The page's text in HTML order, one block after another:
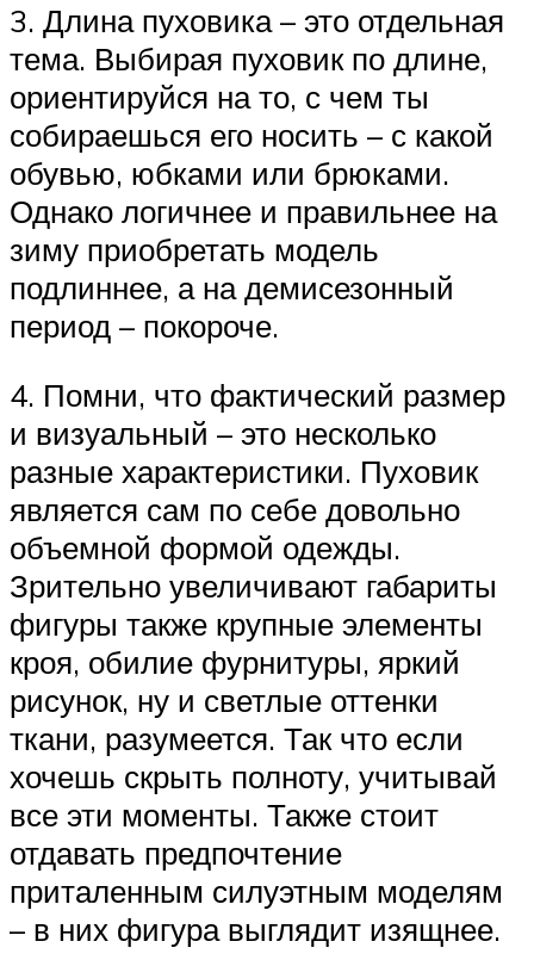
3. Длина пуховика – это отдельная
тема. Выбирая пуховик по длине,
ориентируйся на то, с чем ты
собираешься его носить – с какой
обувью, юбками или брюками.
Однако логичнее и правильнее на
зиму приобретать модель
подлиннее, а на демисезонный
период – покороче.
4. Помни, что фактический размер
и визуальный – это несколько
разные характеристики. Пуховик
является сам по себе довольно
объемной формой одежды.
Зрительно увеличивают габариты
фигуры также крупные элементы
кроя, обилие фурнитуры, яркий
рисунок, ну и светлые оттенки
ткани, разумеется. Так что если
хочешь скрыть полноту, учитывай
все эти моменты. Также стоит
отдавать предпочтение
приталенным силуэтным моделям
– в них фигура выглядит изящнее.